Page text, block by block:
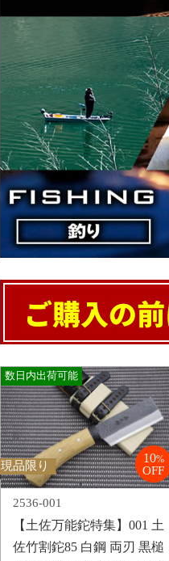
数日内出荷可能
現品限り
10%
OFF
2536-001
【土佐万能鉈特集】001 土
佐竹割鉈85 白鋼 両刃 黒槌